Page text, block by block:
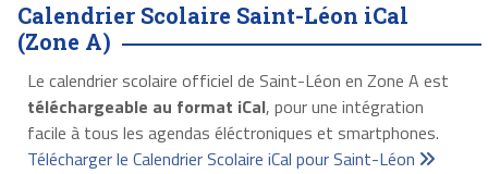
Calendrier Scolaire Saint-Léon iCal
(Zone A)
Le calendrier scolaire officiel de Saint-Léon en Zone A est
téléchargeable au format iCal, pour une intégration
facile à tous les agendas éléctroniques et smartphones.
Télécharger le Calendrier Scolaire iCal pour Saint-Léon